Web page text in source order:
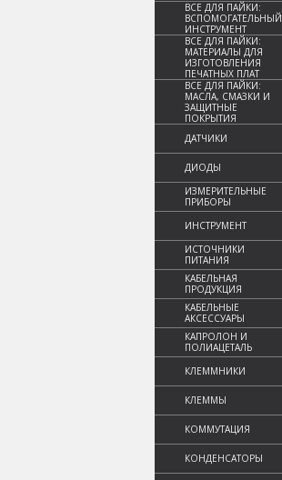
ВСЕ ДЛЯ ПАЙКИ:
ВСПОМОГАТЕЛЬНЫЙ
ИНСТРУМЕНТ
ВСЕ ДЛЯ ПАЙКИ:
МАТЕРИАЛЫ ДЛЯ
ИЗГОТОВЛЕНИЯ
ПЕЧАТНЫХ ПЛАТ
ВСЕ ДЛЯ ПАЙКИ:
МАСЛА, СМАЗКИ И
ЗАЩИТНЫЕ
ПОКРЫТИЯ
ДАТЧИКИ
ДИОДЫ
ИЗМЕРИТЕЛЬНЫЕ
ПРИБОРЫ
ИНСТРУМЕНТ
ИСТОЧНИКИ
ПИТАНИЯ
КАБЕЛЬНАЯ
ПРОДУКЦИЯ
КАБЕЛЬНЫЕ
АКСЕССУАРЫ
КАПРОЛОН И
ПОЛИАЦЕТАЛЬ
КЛЕММНИКИ
КЛЕММЫ
КОММУТАЦИЯ
КОНДЕНСАТОРЫ